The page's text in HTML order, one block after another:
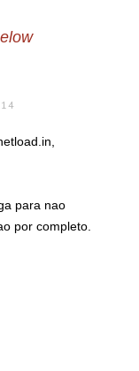
para nao
por completo.